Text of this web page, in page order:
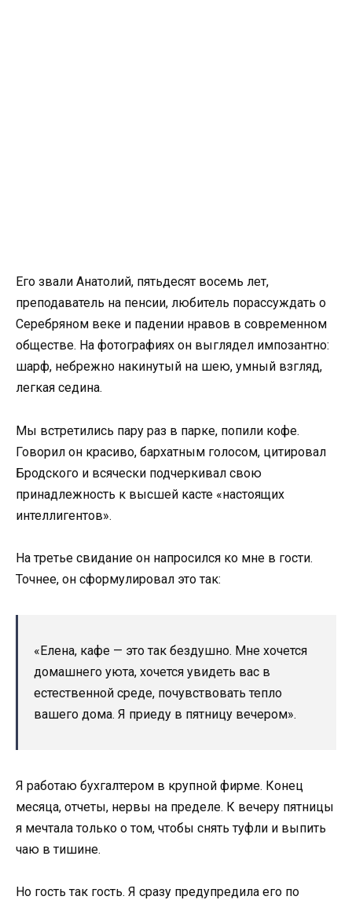
Его звали Анатолий, пятьдесят восемь лет,
преподаватель на пенсии, любитель порассуждать о
Серебряном веке и падении нравов в современном
обществе. На фотографиях он выглядел импозантно:
шарф, небрежно накинутый на шею, умный взгляд,
легкая седина.
Мы встретились пару раз в парке, попили кофе.
Говорил он красиво, бархатным голосом, цитировал
Бродского и всячески подчеркивал свою
принадлежность к высшей касте «настоящих
интеллигентов».
На третье свидание он напросился ко мне в гости.
Точнее, он сформулировал это так:
«Елена, кафе — это так бездушно. Мне хочется
домашнего уюта, хочется увидеть вас в
естественной среде, почувствовать тепло
вашего дома. Я приеду в пятницу вечером».
Я работаю бухгалтером в крупной фирме. Конец
месяца, отчеты, нервы на пределе. К вечеру пятницы
я мечтала только о том, чтобы снять туфли и выпить
чаю в тишине.
Но гость так гость. Я сразу предупредила его по